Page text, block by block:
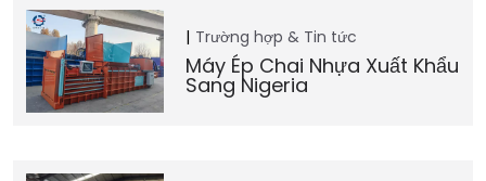
Trường hợp & Tin tức
Máy Ép Chai Nhựa Xuất Khẩu
Sang Nigeria